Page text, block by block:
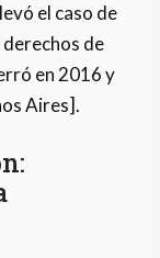
el caso de
de
en 2016 y
Aires].